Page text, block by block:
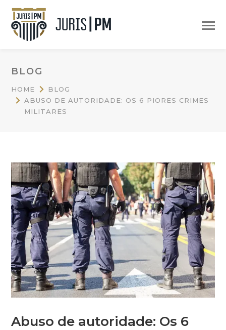
BLOG
HOME
BLOG
ABUSO DE AUTORIDADE: OS 6 PIORES CRIMES
MILITARES
Abuso de autoridade: Os 6